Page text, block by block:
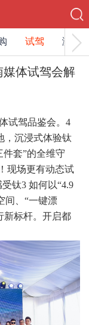
试驾 测评
体试驾会解
试驾品鉴会。4
，沉浸式体验钛
件套”的全维守
现场更有动态试
钛3 如何以“4.9
间、“一键漂
新标杆。开启都